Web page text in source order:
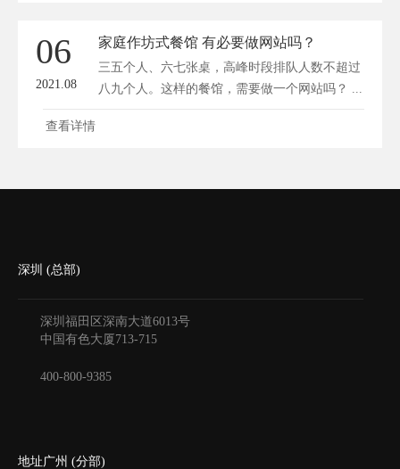
06
2021.08
家庭作坊式餐馆 有必要做网站吗？
三五个人、六七张桌，高峰时段排队人数不超过
八九个人。这样的餐馆，需要做一个网站吗？ ...
查看详情
深圳 (总部)
深圳福田区深南大道6013号
中国有色大厦713-715
400-800-9385
地址广州 (分部)